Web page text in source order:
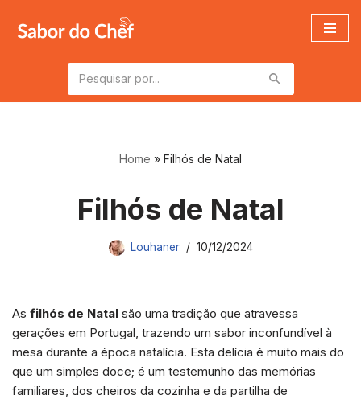
Pular
conteúdo
Home » Filhós de Natal
Filhós de Natal
Louhaner 10/12/2024
As filhós de Natal são uma tradição que atravessa
gerações em Portugal, trazendo um sabor inconfundível à
mesa durante a época natalícia. Esta delícia é muito mais do
que um simples doce; é um testemunho das memórias
familiares, dos cheiros da cozinha e da partilha de